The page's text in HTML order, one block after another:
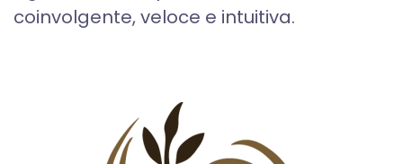
coinvolgente, veloce e intuitiva.